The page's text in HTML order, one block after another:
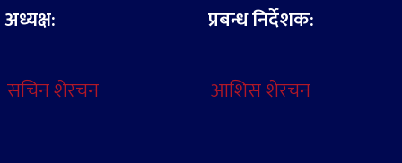
अध्यक्ष:
सचिन शेरचन
प्रबन्ध निर्देशक:
आशिस शेरचन